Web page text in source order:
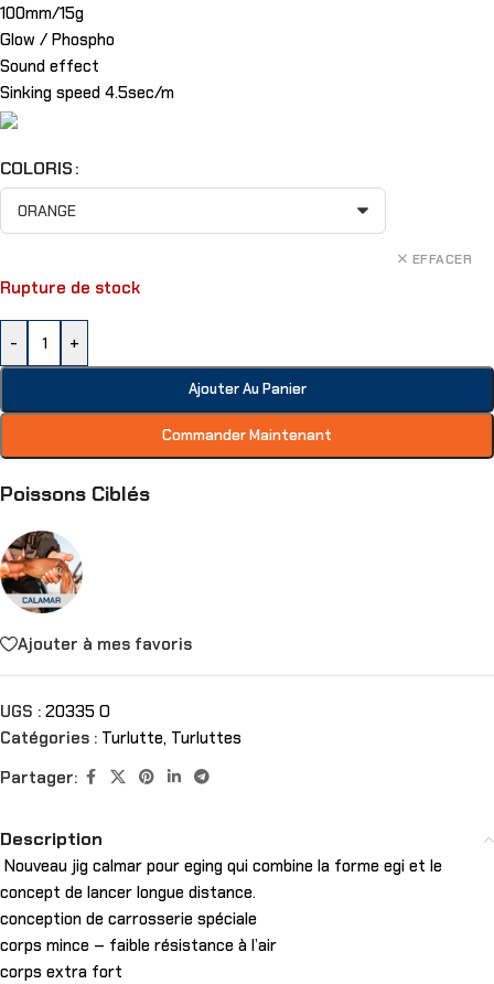
100mm/15g
Glow / Phospho
Sound effect
Sinking speed 4.5sec/m
COLORIS
EFFACER
Rupture de stock
- +
Ajouter Au Panier
Commander Maintenant
Poissons Ciblés
Ajouter à mes favoris
UGS : 20335 O
Catégories : Turlutte, Turluttes
Partager:
Description
Nouveau jig calmar pour eging qui combine la forme egi et le
concept de lancer longue distance.
conception de carrosserie spéciale
corps mince – faible résistance à l’air
corps extra fort